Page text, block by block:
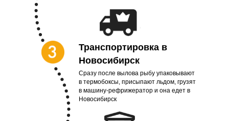
Сразу после вылова рыбу упаковывают
в термобоксы, присыпают льдом, грузят
в машину-рефрижератор и она едет в
Новосибирск
Транспортировка в
Новосибирск